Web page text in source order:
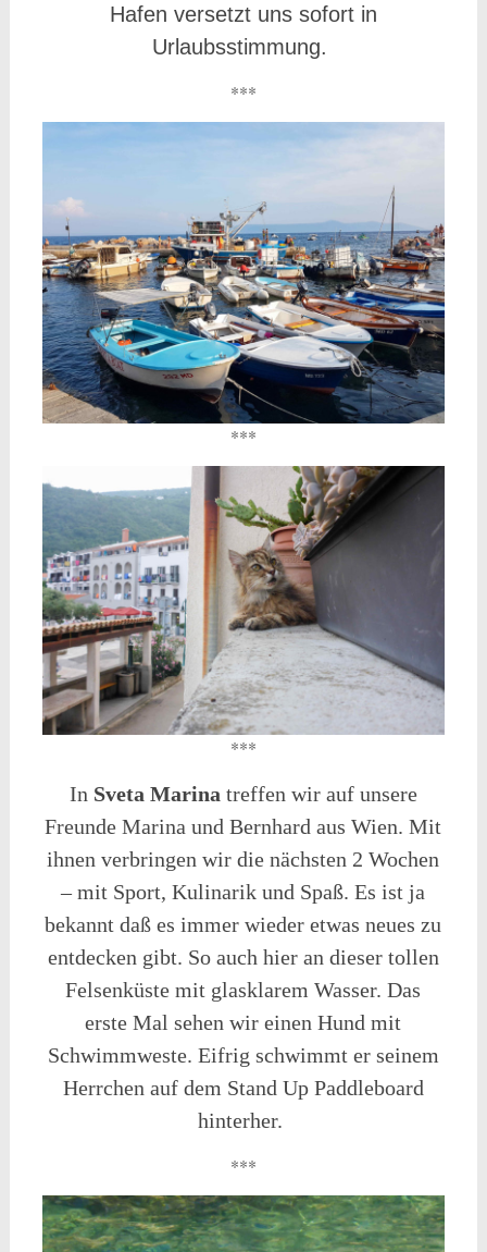
Hafen versetzt uns sofort in
Urlaubsstimmung.
***
***
***
In Sveta Marina treffen wir auf unsere
Freunde Marina und Bernhard aus Wien. Mit
ihnen verbringen wir die nächsten 2 Wochen
– mit Sport, Kulinarik und Spaß. Es ist ja
bekannt daß es immer wieder etwas neues zu
entdecken gibt. So auch hier an dieser tollen
Felsenküste mit glasklarem Wasser. Das
erste Mal sehen wir einen Hund mit
Schwimmweste. Eifrig schwimmt er seinem
Herrchen auf dem Stand Up Paddleboard
hinterher.
***